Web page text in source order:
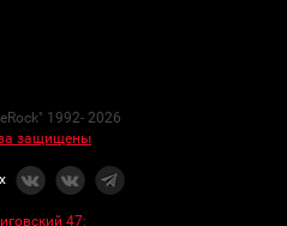
1992- 2026
защищены
47: